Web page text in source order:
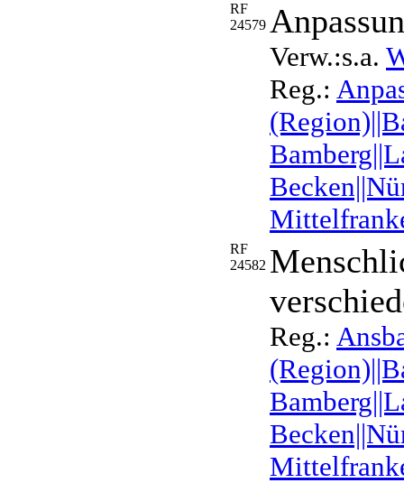
RF
24579
Verw.:s.a.
Reg.:
RF
24582
Reg.: